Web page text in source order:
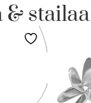
& stailaa